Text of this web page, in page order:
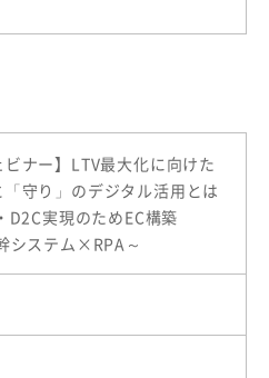
ビナー】LTV最大化に向けた
「守り」のデジタル活用とは
D2C実現のためEC構築
ステム×RPA～